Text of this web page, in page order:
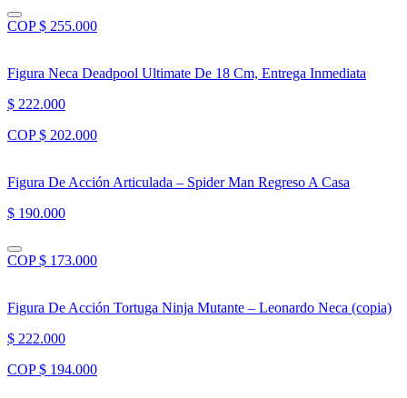
COP $ 255.000
Figura Neca Deadpool Ultimate De 18 Cm, Entrega Inmediata
$ 222.000
COP $ 202.000
Figura De Acción Articulada – Spider Man Regreso A Casa
$ 190.000
COP $ 173.000
Figura De Acción Tortuga Ninja Mutante – Leonardo Neca (copia)
$ 222.000
COP $ 194.000